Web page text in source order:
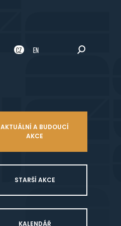
CZ EN
AKTUÁLNÍ A BUDOUCÍ
AKCE
STARŠÍ AKCE
KALENDÁŘ